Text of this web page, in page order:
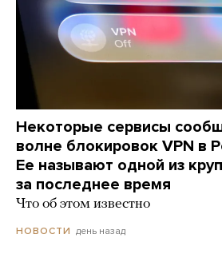
Некоторые сервисы
волне блокировок VPN в
Ее называют одной из
за последнее время
Что об этом известно
НОВОСТИ день назад